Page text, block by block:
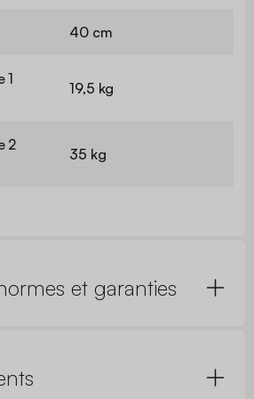
40 cm
1
19,5 kg
2
35 kg
et garanties